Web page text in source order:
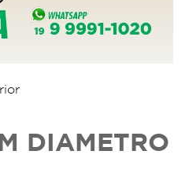
DIAMETRO